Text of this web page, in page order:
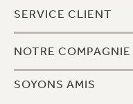
SERVICE CLIENT
NOTRE COMPAGNIE
SOYONS AMIS